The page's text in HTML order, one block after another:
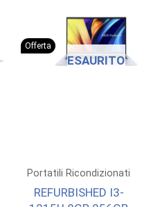
Offerta
ESAURITO
Portatili Ricondizionati
REFURBISHED I3-